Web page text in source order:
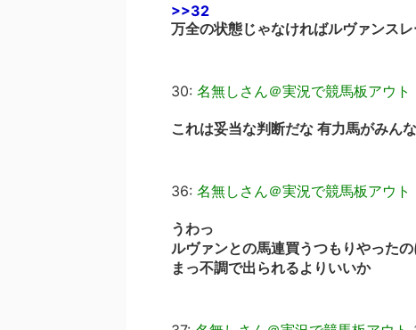
>>32
万全の状態じゃなければルヴァンス
30: 名無しさん＠実況で競馬板アウト
これは妥当な判断だな 有力馬がみん
36: 名無しさん＠実況で競馬板アウト
うわっ
ルヴァンとの馬連買うつもりやったの
まっ不調で出られるよりいいか